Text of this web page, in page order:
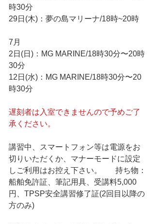
時30分
29日(木)：夢の島マリーナ/18時~20時
7月
2日(日)：MG MARINE/18時30分〜20時
30分
12日(水)：MG MARINE/18時30分〜20
時30分
遅刻者は入室できませんので予めご了
承ください。
講習中、スマートフォン等は電源をお
切りいただくか、マナーモードに設定
しご利用はお控え下さい。       持ち物：
船舶免許証、筆記用具、受講料5,000
円、TPSP安全講習修了証(2回目以降の
方のみ)